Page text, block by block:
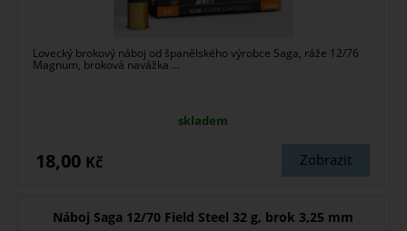
Lovecký brokový náboj od španělského výrobce Saga, ráže 12/76
Magnum, broková navážka ...
skladem
Zobrazit
18,00 Kč
Náboj Saga 12/70 Field Steel 32 g, brok 3,25 mm